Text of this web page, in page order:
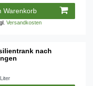
Warenkorb
Versandkosten
nach